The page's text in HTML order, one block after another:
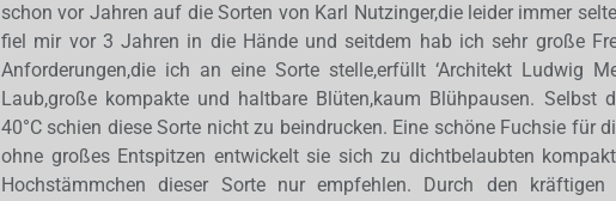
schon vor Jahren auf die Sorten von Karl Nutzinger,die leider immer
fiel mir vor 3 Jahren in die Hände und seitdem hab ich sehr große
Anforderungen,die ich an eine Sorte stelle,erfüllt ‘Architekt Ludwig
Laub,große kompakte und haltbare Blüten,kaum Blühpausen. Selbst
40°C schien diese Sorte nicht zu beindrucken. Eine schöne Fuchsie für
ohne großes Entspitzen entwickelt sie sich zu dichtbelaubten
Hochstämmchen dieser Sorte nur empfehlen. Durch den